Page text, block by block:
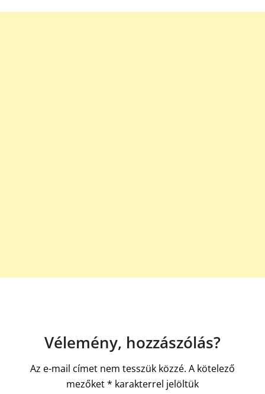
Vélemény, hozzászólás?
Az e-mail címet nem tesszük közzé. A kötelező
mezőket* karakterrel jelöltük